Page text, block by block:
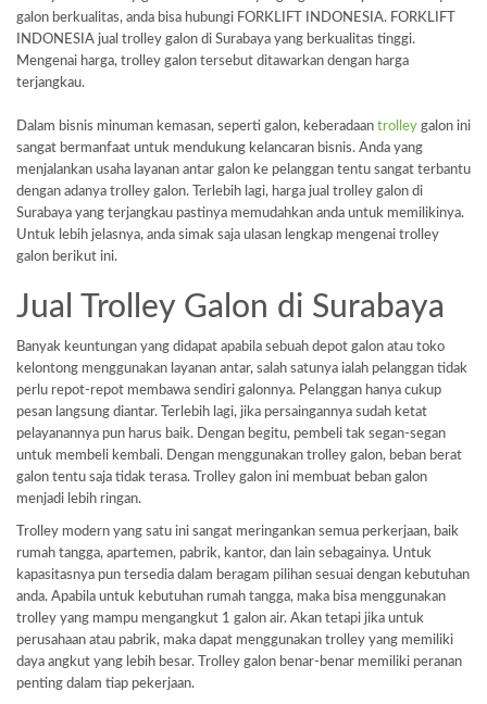
galon berkualitas, anda bisa hubungi FORKLIFT INDONESIA. FORKLIFT
INDONESIA jual trolley galon di Surabaya yang berkualitas tinggi.
Mengenai harga, trolley galon tersebut ditawarkan dengan harga
terjangkau.
Dalam bisnis minuman kemasan, seperti galon, keberadaan trolley galon ini
sangat bermanfaat untuk mendukung kelancaran bisnis. Anda yang
menjalankan usaha layanan antar galon ke pelanggan tentu sangat terbantu
dengan adanya trolley galon. Terlebih lagi, harga jual trolley galon di
Surabaya yang terjangkau pastinya memudahkan anda untuk memilikinya.
Untuk lebih jelasnya, anda simak saja ulasan lengkap mengenai trolley
galon berikut ini.
Jual Trolley Galon di Surabaya
Banyak keuntungan yang didapat apabila sebuah depot galon atau toko
kelontong menggunakan layanan antar, salah satunya ialah pelanggan tidak
perlu repot-repot membawa sendiri galonnya. Pelanggan hanya cukup
pesan langsung diantar. Terlebih lagi, jika persaingannya sudah ketat
pelayanannya pun harus baik. Dengan begitu, pembeli tak segan-segan
untuk membeli kembali. Dengan menggunakan trolley galon, beban berat
galon tentu saja tidak terasa. Trolley galon ini membuat beban galon
menjadi lebih ringan.
Trolley modern yang satu ini sangat meringankan semua perkerjaan, baik
rumah tangga, apartemen, pabrik, kantor, dan lain sebagainya. Untuk
kapasitasnya pun tersedia dalam beragam pilihan sesuai dengan kebutuhan
anda. Apabila untuk kebutuhan rumah tangga, maka bisa menggunakan
trolley yang mampu mengangkut 1 galon air. Akan tetapi jika untuk
perusahaan atau pabrik, maka dapat menggunakan trolley yang memiliki
daya angkut yang lebih besar. Trolley galon benar-benar memiliki peranan
penting dalam tiap pekerjaan.